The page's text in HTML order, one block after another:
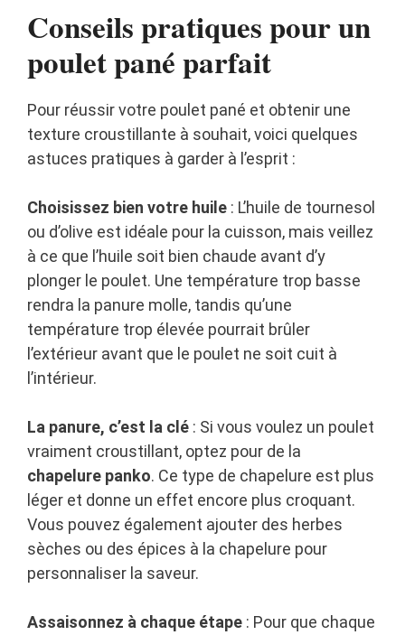
Conseils pratiques pour un
poulet pané parfait
Pour réussir votre poulet pané et obtenir une
texture croustillante à souhait, voici quelques
astuces pratiques à garder à l’esprit :
Choisissez bien votre huile : L’huile de tournesol
ou d’olive est idéale pour la cuisson, mais veillez
à ce que l’huile soit bien chaude avant d’y
plonger le poulet. Une température trop basse
rendra la panure molle, tandis qu’une
température trop élevée pourrait brûler
l’extérieur avant que le poulet ne soit cuit à
l’intérieur.
La panure, c’est la clé : Si vous voulez un poulet
vraiment croustillant, optez pour de la
chapelure panko. Ce type de chapelure est plus
léger et donne un effet encore plus croquant.
Vous pouvez également ajouter des herbes
sèches ou des épices à la chapelure pour
personnaliser la saveur.
Assaisonnez à chaque étape : Pour que chaque